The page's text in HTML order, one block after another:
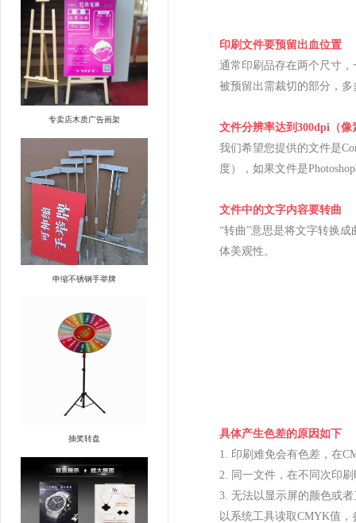
专卖店木质广告画架
申缩不锈钢手举牌
抽奖转盘
印刷文件要预留出血位置
通常印刷品存在两个尺寸
被预留出需裁切的部分，
文件分辨率达到300dpi（像
我们希望您提供的文件是
度），如果文件是
文件中的文字内容要转曲
“转曲”意思是将文字转换
体美观性。
具体产生色差的原因如下
1. 印刷难免会有色差，在
2. 同一文件，在不同次印
3. 无法以显示屏的颜色或
以系统工具读取CMYK值